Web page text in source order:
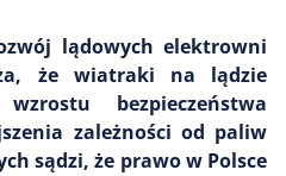
lądowych elektrowni
że wiatraki na lądzie
bezpieczeństwa
zależności od paliw
sądzi, że prawo w Polsce